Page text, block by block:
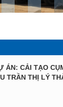
ÁN: CẢI TẠO
TRẦN THỊ LÝ